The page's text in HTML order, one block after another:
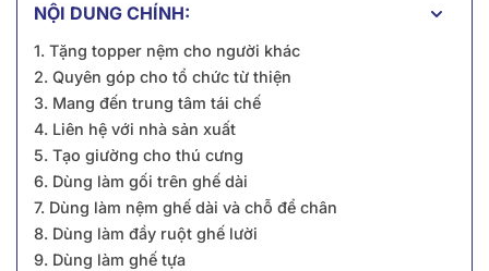
NỘI DUNG CHÍNH:
1. Tặng topper nệm cho người khác
2. Quyên góp cho tổ chức từ thiện
3. Mang đến trung tâm tái chế
4. Liên hệ với nhà sản xuất
5. Tạo giường cho thú cưng
6. Dùng làm gối trên ghế dài
7. Dùng làm nệm ghế dài và chỗ để chân
8. Dùng làm đầy ruột ghế lười
9. Dùng làm ghế tựa